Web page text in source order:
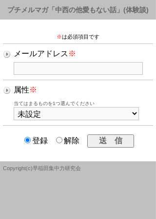
プチメルマガ「中西の他愛もない話」(体験談)
※は必須項目です
メールアドレス ※
属性※
当てはまるものを1つ選んでください
登録 解除
Copyright(c)早稲田集中力研究会